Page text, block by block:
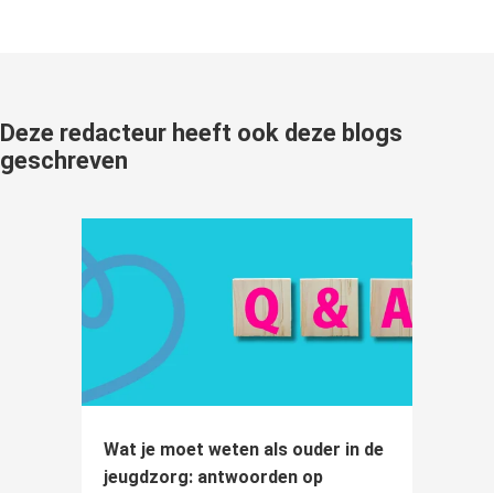
Deze redacteur heeft ook deze blogs
geschreven
Wat je moet weten als ouder in de
jeugdzorg: antwoorden op